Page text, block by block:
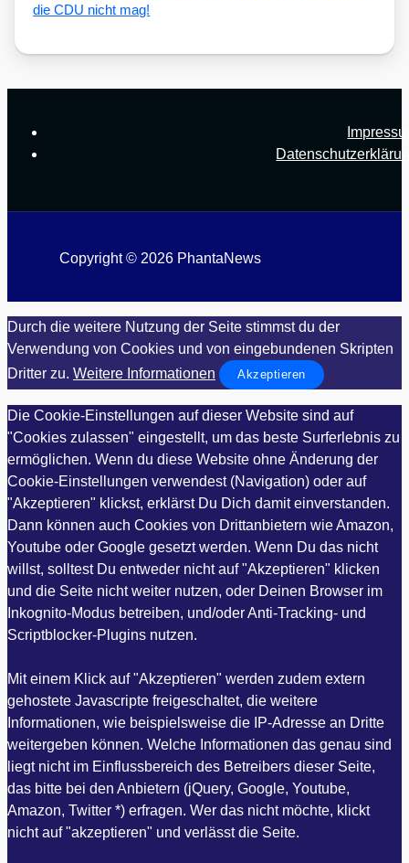
die CDU nicht mag!
Copyright © 2026 PhantaNews
Durch die weitere Nutzung der Seite stimmst du der
Verwendung von Cookies und von eingebundenen Skripten
Dritter zu. Weitere Informationen Akzeptieren
Die Cookie-Einstellungen auf dieser Website sind auf
"Cookies zulassen" eingestellt, um das beste Surferlebnis zu
ermöglichen. Wenn du diese Website ohne Änderung der
Cookie-Einstellungen verwendest (Navigation) oder auf
"Akzeptieren" klickst, erklärst Du Dich damit einverstanden.
Dann können auch Cookies von Drittanbietern wie Amazon,
Youtube oder Google gesetzt werden. Wenn Du das nicht
willst, solltest Du entweder nicht auf "Akzeptieren" klicken
und die Seite nicht weiter nutzen, oder Deinen Browser im
Inkognito-Modus betreiben, und/oder Anti-Tracking- und
Scriptblocker-Plugins nutzen.
Mit einem Klick auf "Akzeptieren" werden zudem extern
gehostete Javascripte freigeschaltet, die weitere
Informationen, wie beispielsweise die IP-Adresse an Dritte
weitergeben können. Welche Informationen das genau sind
liegt nicht im Einflussbereich des Betreibers dieser Seite,
das bitte bei den Anbietern (jQuery, Google, Youtube,
Amazon, Twitter *) erfragen. Wer das nicht möchte, klickt
nicht auf "akzeptieren" und verlässt die Seite.